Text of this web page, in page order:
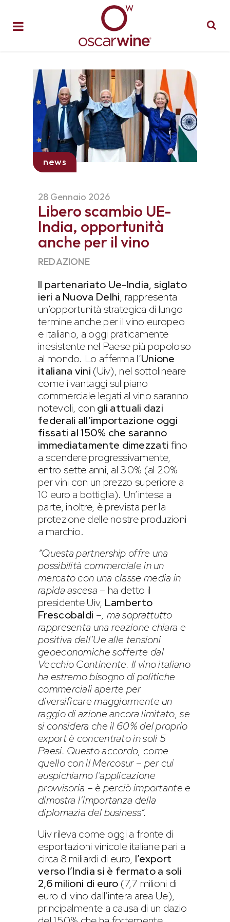
news
28 Gennaio 2026
Libero scambio UE-
India, opportunità
anche per il vino
REDAZIONE
Il partenariato Ue-India, siglato
ieri a Nuova Delhi, rappresenta
un’opportunità strategica di lungo
termine anche per il vino europeo
e italiano, a oggi praticamente
inesistente nel Paese più popoloso
al mondo. Lo afferma l’Unione
italiana vini (Uiv), nel sottolineare
come i vantaggi sul piano
commerciale legati al vino saranno
notevoli, con gli attuali dazi
federali all’importazione oggi
fissati al 150% che saranno
immediatamente dimezzati fino
a scendere progressivamente,
entro sette anni, al 30% (al 20%
per vini con un prezzo superiore a
10 euro a bottiglia). Un’intesa a
parte, inoltre, è prevista per la
protezione delle nostre produzioni
a marchio.
“Questa partnership offre una
possibilità commerciale in un
mercato con una classe media in
rapida ascesa – ha detto il
presidente Uiv, Lamberto
Frescobaldi –, ma soprattutto
rappresenta una reazione chiara e
positiva dell’Ue alle tensioni
geoeconomiche sofferte dal
Vecchio Continente. Il vino italiano
ha estremo bisogno di politiche
commerciali aperte per
diversificare maggiormente un
raggio di azione ancora limitato, se
si considera che il 60% del proprio
export è concentrato in soli 5
Paesi. Questo accordo, come
quello con il Mercosur – per cui
auspichiamo l’applicazione
provvisoria – è perciò importante e
dimostra l’importanza della
diplomazia del business”.
Uiv rileva come oggi a fronte di
esportazioni vinicole italiane pari a
circa 8 miliardi di euro, l’export
verso l’India si è fermato a soli
2,6 milioni di euro (7,7 milioni di
euro di vino dall’intera area Ue),
principalmente a causa di un dazio